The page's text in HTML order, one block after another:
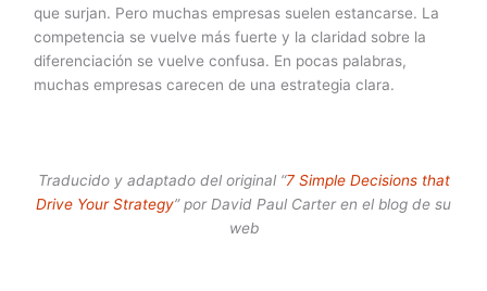
que surjan. Pero muchas empresas suelen estancarse. La
competencia se vuelve más fuerte y la claridad sobre la
diferenciación se vuelve confusa. En pocas palabras,
muchas empresas carecen de una estrategia clara.
Traducido y adaptado del original “7 Simple Decisions that
Drive Your Strategy” por David Paul Carter en el blog de su
web